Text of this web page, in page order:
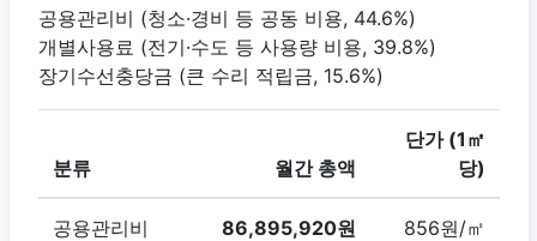
공용관리비 (청소·경비 등 공동 비용, 44.6%)
개별사용료 (전기·수도 등 사용량 비용, 39.8%)
장기수선충당금 (큰 수리 적립금, 15.6%)
분류 월간 총액
단가 (1㎡
당)
공용관리비 86,895,920원 856원/㎡